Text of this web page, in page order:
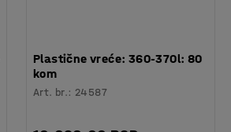
Plastične vreće: 360-370l: 80
kom
Art. br.: 24587